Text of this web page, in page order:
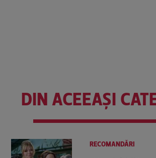
DIN ACEEAȘI
RECOMANDĂRI